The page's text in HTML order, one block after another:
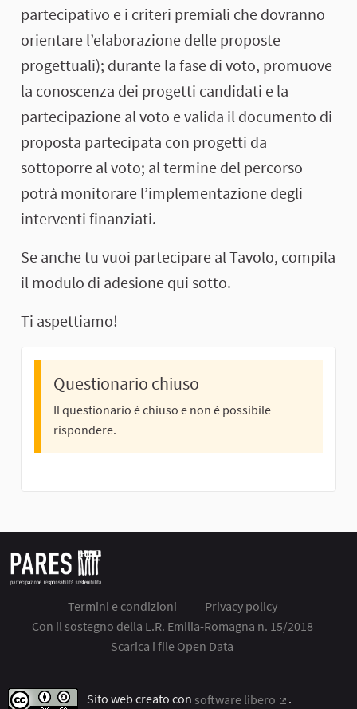
partecipativo e i criteri premiali che dovranno
orientare l’elaborazione delle proposte
progettuali); durante la fase di voto, promuove
la conoscenza dei progetti candidati e la
partecipazione al voto e valida il documento di
proposta partecipata con progetti da
sottoporre al voto; al termine del percorso
potrà monitorare l’implementazione degli
interventi finanziati.
Se anche tu vuoi partecipare al Tavolo, compila
il modulo di adesione qui sotto.
Ti aspettiamo!
Questionario chiuso
Il questionario è chiuso e non è possibile
rispondere.
Termini e condizioni
Privacy policy
Con il sostegno della L.R. Emilia-Romagna n. 15/2018
Scarica i file Open Data
Sito web creato con software libero
.